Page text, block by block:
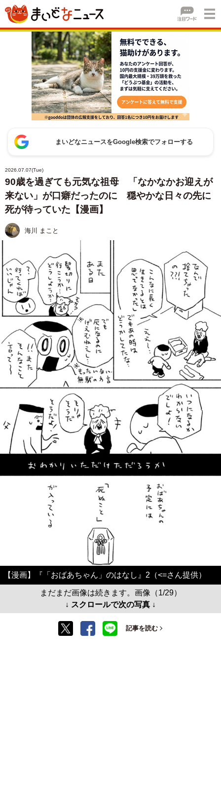
まいどなニュースをGoogle検索でフォローする
2026.07.07(Tue)
90歳を過ぎても元気な祖母 「なかなかお迎えが
来ない」が口癖だったのに 穏やかな日々の先に
死が待っていた【漫画】
海川 まこと
【漫画】『「おばあちゃん」のはなし』2（<=さん提供）
まだまだ画像は続きます。画像（1/29）
↓ スクロールで次の写真 ↓
記事を読む